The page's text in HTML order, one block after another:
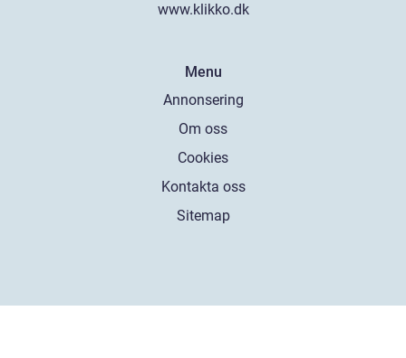
www.klikko.dk
Menu
Annonsering
Om oss
Cookies
Kontakta oss
Sitemap